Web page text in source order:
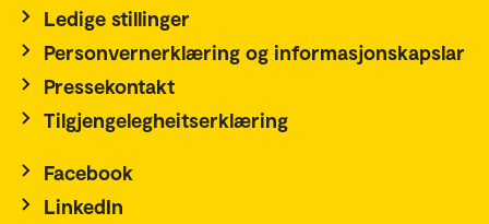
Ledige stillinger
Personvernerklæring og informasjonskapslar
Pressekontakt
Tilgjengelegheitserklæring
Facebook
LinkedIn